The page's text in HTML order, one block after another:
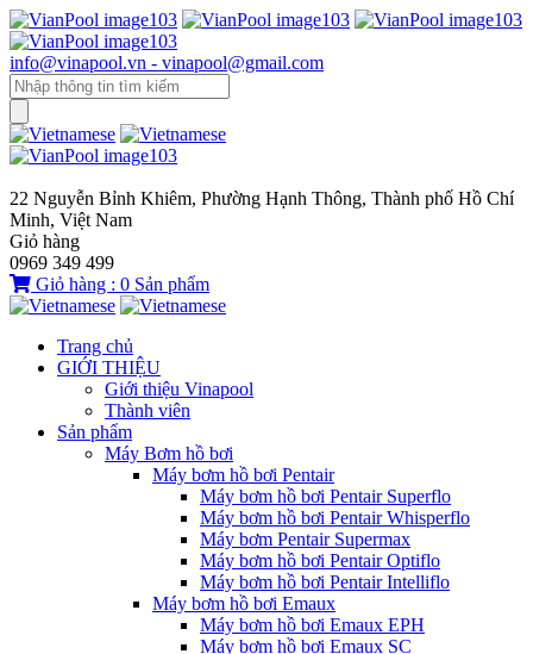
info@vinapool.vn - vinapool@gmail.com
22 Nguyễn Bỉnh Khiêm, Phường Hạnh Thông, Thành phố Hồ Chí
Minh, Việt Nam
Giỏ hàng
0969 349 499
Giỏ hàng : 0 Sản phẩm
Trang chủ
GIỚI THIỆU
Giới thiệu Vinapool
Thành viên
Sản phẩm
Máy Bơm hồ bơi
Máy bơm hồ bơi Pentair
Máy bơm hồ bơi Pentair Superflo
Máy bơm hồ bơi Pentair Whisperflo
Máy bơm Pentair Supermax
Máy bơm hồ bơi Pentair Optiflo
Máy bơm hồ bơi Pentair Intelliflo
Máy bơm hồ bơi Emaux
Máy bơm hồ bơi Emaux EPH
Máy bơm hồ bơi Emaux SC